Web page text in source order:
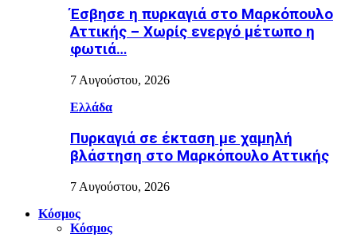
Έσβησε η πυρκαγιά στο Μαρκόπουλο
Αττικής – Χωρίς ενεργό μέτωπο η
φωτιά…
7 Αυγούστου, 2026
Ελλάδα
Πυρκαγιά σε έκταση με χαμηλή
βλάστηση στο Μαρκόπουλο Αττικής
7 Αυγούστου, 2026
Κόσμος
Κόσμος